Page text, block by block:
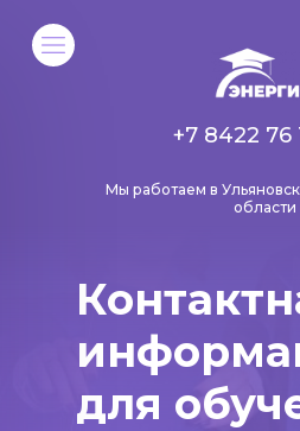
Мы работаем в
области
+7 8422 76
для